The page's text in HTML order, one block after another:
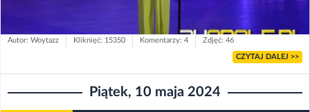
Autor: Woytazz Kliknięć: 15350 Komentarzy: 4 Zdjęć: 46
CZYTAJ DALEJ >>
Piątek, 10 maja 2024